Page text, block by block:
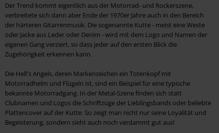
Der Trend kommt eigentlich aus der Motorrad- und Rockerszene,
verbreitete sich dann aber Ende der 1970er Jahre auch in den Bereich
der härteren Gitarrenmusik. Die sogenannte Kutte - meist eine Weste
oder Jacke aus Leder oder Denim - wird mit dem Logo und Namen der
eigenen Gang verziert, so dass jeder auf den ersten Blick die
Zugehörigkeit erkennen kann.
Die Hell's Angels, deren Markenzeichen ein Totenkopf mit
Motorradhelm und Flügeln ist, sind ein Beispiel für eine typische
bekannte Motorradgang. In der Metal-Szene finden sich statt
Clubnamen und Logos die Schriftzüge der Lieblingsbands oder beliebte
Plattencover auf der Kutte. So zeigt man nicht nur seine Loyalität und
Begeisterung, sondern sieht auch noch verdammt gut aus!